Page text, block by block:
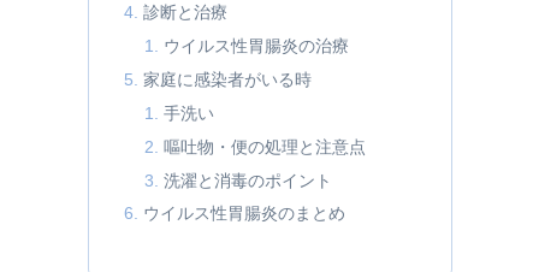
診断と治療
ウイルス性胃腸炎の治療
家庭に感染者がいる時
手洗い
嘔吐物・便の処理と注意点
洗濯と消毒のポイント
ウイルス性胃腸炎のまとめ